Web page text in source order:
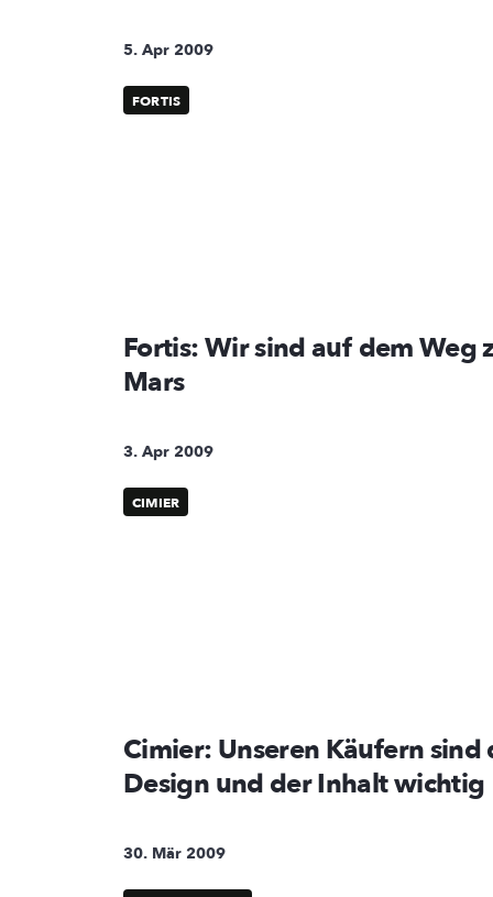
5. Apr 2009
FORTIS
Fortis: Wir sind auf dem Weg
Mars
3. Apr 2009
CIMIER
Cimier: Unseren Käufern sind
Design und der Inhalt wichtig
30. Mär 2009